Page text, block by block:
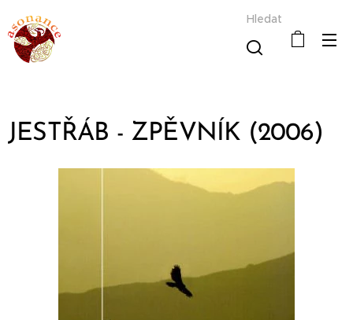
Hledat
JESTŘÁB - ZPĚVNÍK (2006)